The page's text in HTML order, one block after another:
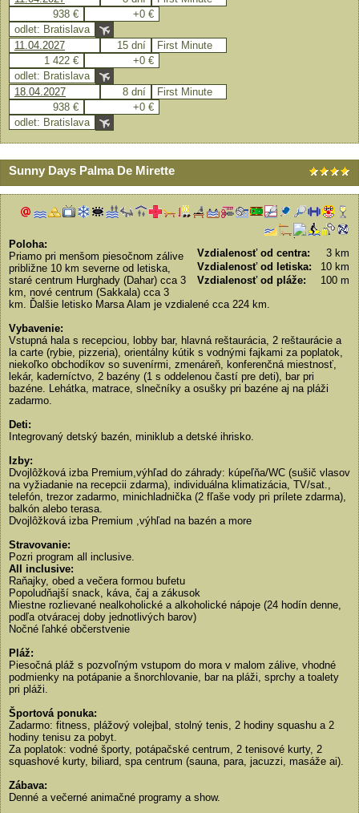
938 €
+0 €
odlet: Bratislava
11.04.2027
15 dní
First Minute
1 422 €
+0 €
odlet: Bratislava
18.04.2027
8 dní
First Minute
938 €
+0 €
odlet: Bratislava
Sunny Days Palma De Mirette
Vzdialenosť od centra:
3 km
Vzdialenosť od letiska:
10 km
Vzdialenosť od pláže:
100 m
Poloha:
Priamo pri menšom piesočnom zálive
približne 10 km severne od letiska,
staré centrum Hurghady (Dahar) cca 3
km, nové centrum (Sakkala) cca 3
km. Ďalšie letisko Marsa Alam je vzdialené cca 224 km.
Vybavenie:
Vstupná hala s recepciou, lobby bar, hlavná reštaurácia, 2 reštaurácie a
la carte (rybie, pizzeria), orientálny kútik s vodnými fajkami za poplatok,
niekoľko obchodíkov so suvenírmi, zmenáreň, konferenčná miestnosť,
lekár, kaderníctvo, 2 bazény (1 s oddelenou častí pre deti), bar pri
bazéne. Lehátka, matrace, slnečníky a osušky pri bazéne aj na pláži
zadarmo.
Deti:
Integrovaný detský bazén, miniklub a detské ihrisko.
Izby:
Dvojlôžková izba Premium,výhľad do záhrady: kúpeľňa/WC (sušič vlasov
na vyžiadanie na recepcii zdarma), individuálna klimatizácia, TV/sat.,
telefón, trezor zadarmo, minichladnička (2 fľaše vody pri prílete zdarma),
balkón alebo terasa.
Dvojlôžková izba Premium ,výhľad na bazén a more
Stravovanie:
Pozri program all inclusive.
All inclusive:
Raňajky, obed a večera formou bufetu
Popoludňajší snack, káva, čaj a zákusok
Miestne rozlievané nealkoholické a alkoholické nápoje (24 hodín denne,
podľa otváracej doby jednotlivých barov)
Nočné ľahké občerstvenie
Pláž:
Piesočná pláž s pozvoľným vstupom do mora v malom zálive, vhodné
podmienky na potápanie a šnorchlovanie, bar na pláži, sprchy a toalety
pri pláži.
Športová ponuka:
Zadarmo: fitness, plážový volejbal, stolný tenis, 2 hodiny squashu a 2
hodiny tenisu za pobyt.
Za poplatok: vodné športy, potápačské centrum, 2 tenisové kurty, 2
squashové kurty, biliard, spa centrum (sauna, para, jacuzzi, masáže ai).
Zábava:
Denné a večerné animačné programy a show.